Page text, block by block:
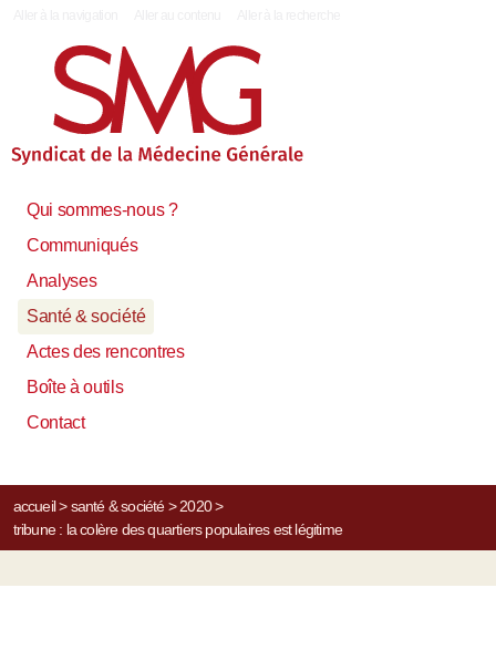
Qui sommes-nous ?
Communiqués
Analyses
Santé & société
Actes des rencontres
Boîte à outils
Contact
accueil> santé & société> 2020>
tribune : la colère des quartiers populaires est légitime